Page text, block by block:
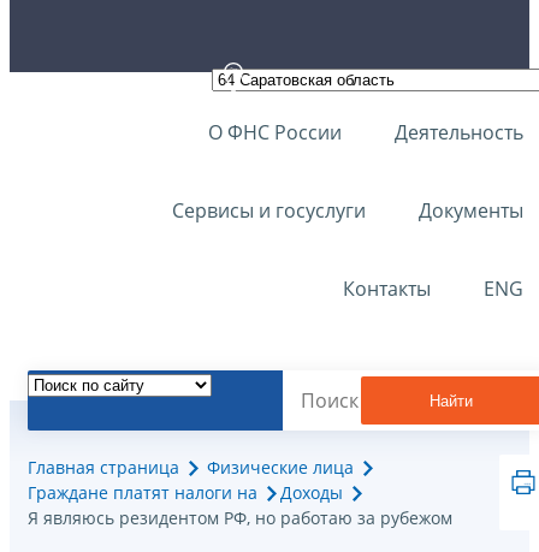
О ФНС России Деятельность
Сервисы и госуслуги Документы
Контакты ENG
Найти
Главная страница
Физические лица
Граждане платят налоги на
Доходы
Я являюсь резидентом РФ, но работаю за рубежом